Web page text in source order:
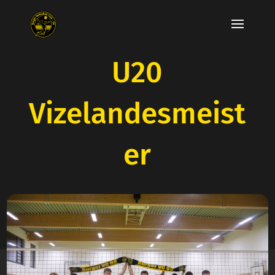
U20
Vizelandesmeist
er